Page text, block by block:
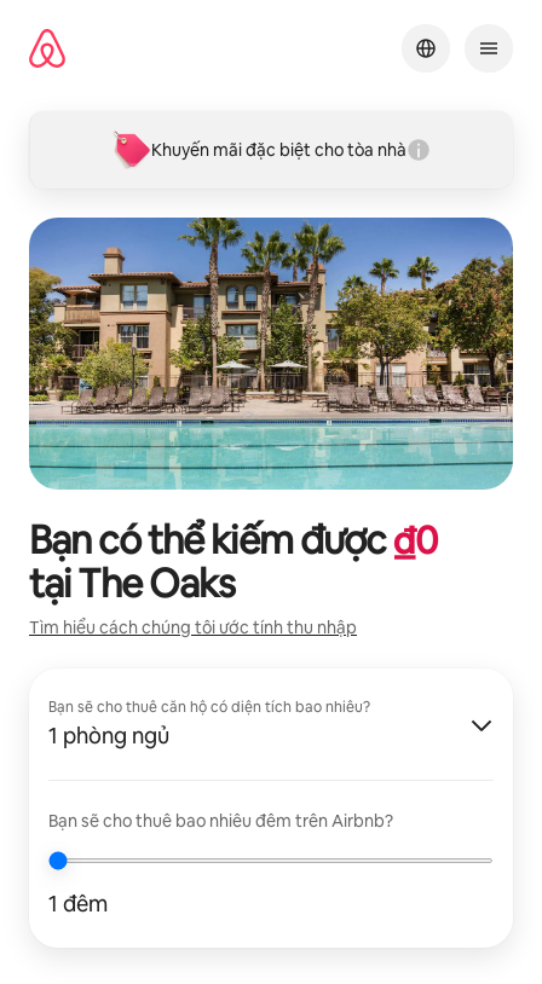
Khuyến mãi đặc biệt cho tòa nhà
Bạn có thể kiếm được₫0
tạiThe Oaks
Tìm hiểu cách chúng tôi ước tính thu nhập
Bạn sẽ cho thuê căn hộ có diện tích bao nhiêu?
1 phòng ngủ
Bạn sẽ cho thuê bao nhiêu đêm trên Airbnb?
1 đêm